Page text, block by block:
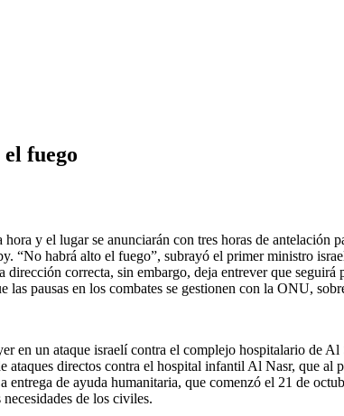
fuego
y el lugar se anunciarán con tres horas de antelación
habrá alto el fuego”, subrayó el primer ministro
correcta, sin embargo, deja entrever que
pausas en los combates se gestionen con la ONU,
en un ataque israelí contra el complejo hospitalario de
directos contra el hospital infantil Al Nasr, que al
de ayuda humanitaria, que comenzó el 21 de
de los civiles.